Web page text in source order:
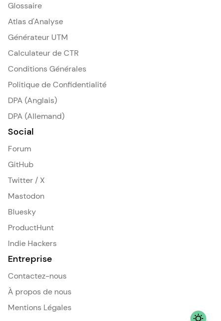
Glossaire
Atlas d'Analyse
Générateur UTM
Calculateur de CTR
Conditions Générales
Politique de Confidentialité
DPA (Anglais)
DPA (Allemand)
Social
Forum
GitHub
Twitter / X
Mastodon
Bluesky
ProductHunt
Indie Hackers
Entreprise
Contactez-nous
À propos de nous
Mentions Légales